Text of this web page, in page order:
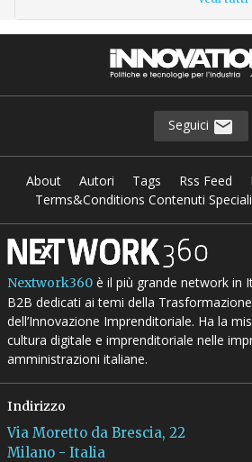
Seguici
About Autori Tags Rss Feed
Terms&Conditions Contenuti
Nextwork360è il più grande network in
B2B dedicati ai temi della
dell’Innovazione Imprenditoriale. Ha la
cultura digitale e imprenditoriale nelle
amministrazioni italiane.
Indirizzo
Via Moretto da Brescia, 22
Milano - Italia